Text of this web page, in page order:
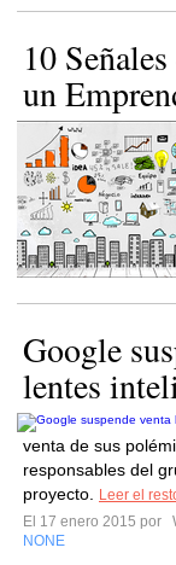
10
un
Google
lentes
venta de sus
responsables del
proyecto.
Leer el
El 17 enero 2015 por
NONE